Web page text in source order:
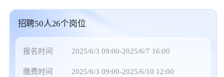
招聘50人26个岗位
报名时间 2025/6/3 09:00-2025/6/7 16:00
缴费时间 2025/6/3 09:00-2025/6/10 12:00